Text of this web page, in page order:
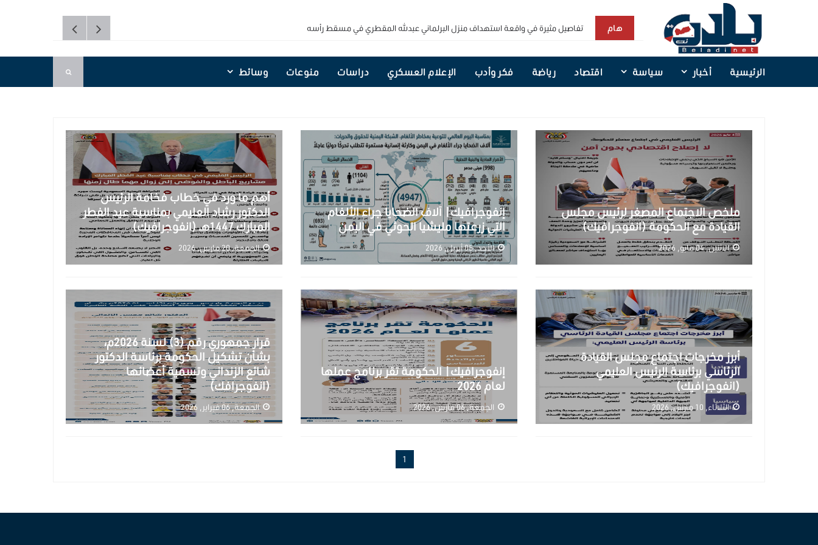
هام تفاصيل مثيرة في واقعة استهداف منزل البرلماني عبدالله المقطري في مسقط رأسه
مجلس القيادة يشيد بوحدة مؤسسات الدولة وقدراتها المتنامية لردع تهديدات المليشيات الإرهابية الرئيسية أخبار سياسة اقتصاد رياضة فكر وأدب الإعلام العسكري دراسات منوعات وسائط
ملخص الاجتماع المصغر لرئيس مجلس
القيادة مع الحكومة (انفوجرافيك)
الاثنين, 04 مايو, 2026
إنفوجرافيك| آلاف الضحايا جراء الألغام
التي زرعتها مليشيا الحوثي في اليمن
الأحد, 05 أبريل, 2026
أهم ما ورد في خطاب فخامة الرئيس
الدكتور رشاد العليمي بمناسبة عيد الفطر
المبارك 1447هـ (انفوجرافيك)
الجمعة, 20 مارس, 2026
أبرز مخرجات اجتماع مجلس القيادة
الرئاسي برئاسة الرئيس العليمي
(انفوجرافيك)
الثلاثاء, 10 مارس, 2026
إنفوجرافيك| الحكومة تقر برنامج عملها
لعام 2026
الجمعة, 06 مارس, 2026
قرار جمهوري رقم (3) لسنة 2026م،
بشأن تشكيل الحكومة برئاسة الدكتور
شائع الزنداني وتسمية أعضائها
(انفوجرافك)
الجمعة, 06 فبراير, 2026
1